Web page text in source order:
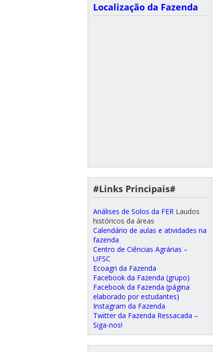
Localização da Fazenda
#Links Principais#
Análises de Solos da FER Laudos
históricos da áreas
Calendário de aulas e atividades na
fazenda
Centro de Ciências Agrárias –
UFSC
Ecoagri da Fazenda
Facebook da Fazenda (grupo)
Facebook da Fazenda (página
elaborado por estudantes)
Instagram da Fazenda
Twitter da Fazenda Ressacada –
Siga-nos!